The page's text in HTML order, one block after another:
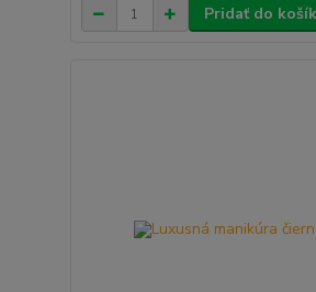
Pridať do